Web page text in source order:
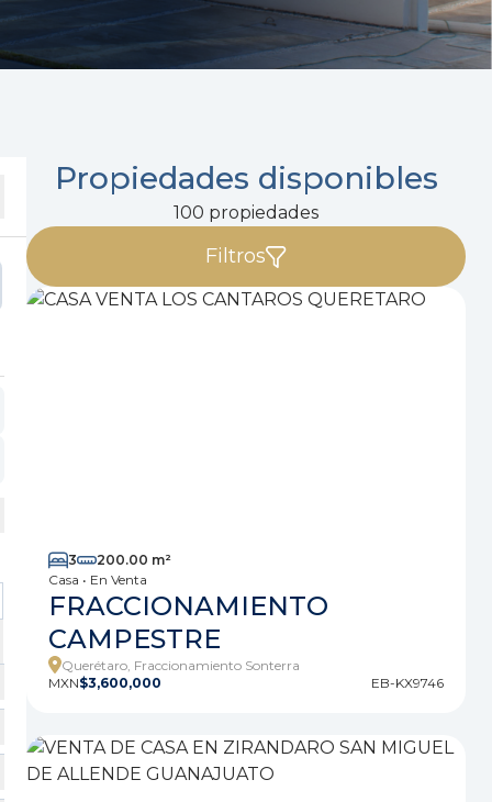
Propiedades disponibles
100 propiedades
Filtros
3
200.00 m²
Casa • En Venta
FRACCIONAMIENTO
CAMPESTRE
Querétaro, Fraccionamiento Sonterra
MXN$3,600,000 EB-KX9746